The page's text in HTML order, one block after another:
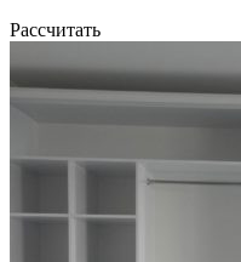
Рассчитать